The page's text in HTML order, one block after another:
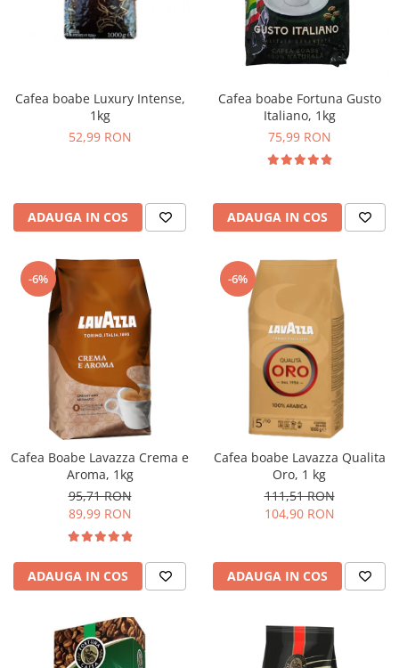
Cafea boabe Luxury Intense,
1kg
52,99 RON
ADAUGA IN COS
Cafea boabe Fortuna Gusto
Italiano, 1kg
75,99 RON
ADAUGA IN COS
-6%
Cafea Boabe Lavazza Crema e
Aroma, 1kg
95,71 RON
89,99 RON
ADAUGA IN COS
-6%
Cafea boabe Lavazza Qualita
Oro, 1 kg
111,51 RON
104,90 RON
ADAUGA IN COS